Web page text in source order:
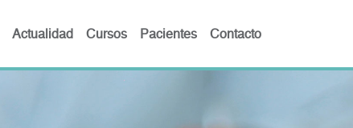
Actualidad Cursos Pacientes Contacto